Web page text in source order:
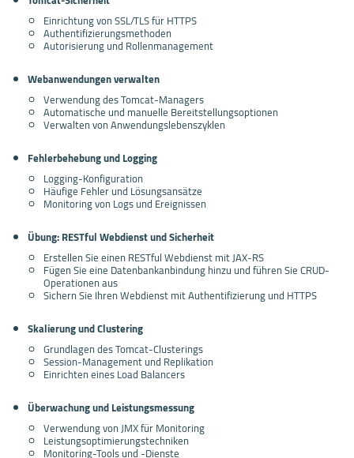
Einrichtung von SSL/TLS für HTTPS
Authentifizierungsmethoden
Autorisierung und Rollenmanagement
Webanwendungen verwalten
Verwendung des Tomcat-Managers
Automatische und manuelle Bereitstellungsoptionen
Verwalten von Anwendungslebenszyklen
Fehlerbehebung und Logging
Logging-Konfiguration
Häufige Fehler und Lösungsansätze
Monitoring von Logs und Ereignissen
Übung: RESTful Webdienst und Sicherheit
Erstellen Sie einen RESTful Webdienst mit JAX-RS
Fügen Sie eine Datenbankanbindung hinzu und führen Sie CRUD-
Operationen aus
Sichern Sie Ihren Webdienst mit Authentifizierung und HTTPS
Skalierung und Clustering
Grundlagen des Tomcat-Clusterings
Session-Management und Replikation
Einrichten eines Load Balancers
Überwachung und Leistungsmessung
Verwendung von JMX für Monitoring
Leistungsoptimierungstechniken
Monitoring-Tools und -Dienste